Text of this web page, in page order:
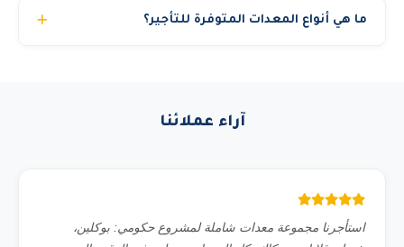
والشركات الكبرى والمشاريع الخاصة. نوفر جميع المستندات
ما هي أنواع المعدات المتوفرة للتأجير؟
شيول، قلاب، بلدوزر، جريدر، دكاك، مولدات كهرباء، كمبروسر،
آراء عملائنا
استأجرنا مجموعة معدات شاملة لمشروع حكومي: بوكلين،